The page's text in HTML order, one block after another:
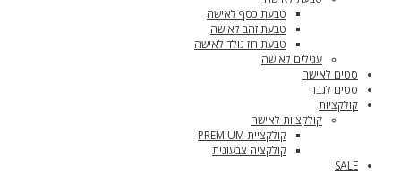
טבעת כסף לאישה
טבעת זהב לאישה
טבעת רוז גולד לאישה
עגילים לאישה
סטים לאישה
סטים לגבר
קולקציות
קולקציות לאישה
קולקציית PREMIUM
קולקציה צבעונית
SALE